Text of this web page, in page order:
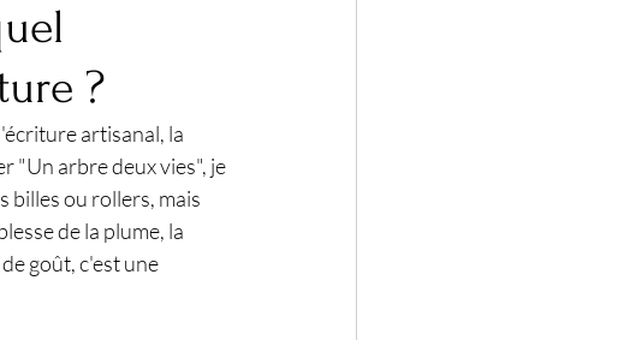
?
artisanal, la
"Un arbre deux vies", je
billes ou rollers, mais
de la plume, la
goût, c'est une